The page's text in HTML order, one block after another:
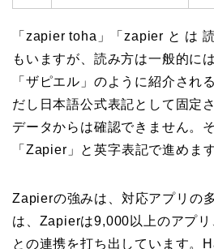
「zapier toha」「zapier と は
もいますが、読み方は一般的に
「ザピエル」のように紹介され
だし日本語公式表記として固定
データからは確認できません。
「Zapier」と英字表記で進めます
Zapierの強みは、対応アプリの
は、Zapierは9,000以上のアプ
との連携を打ち出しています。